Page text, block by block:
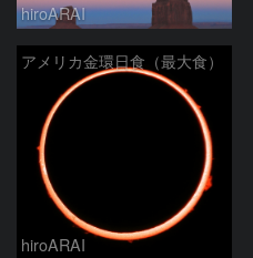
hiroARAI
アメリカ金環日食（最大食）
hiroARAI